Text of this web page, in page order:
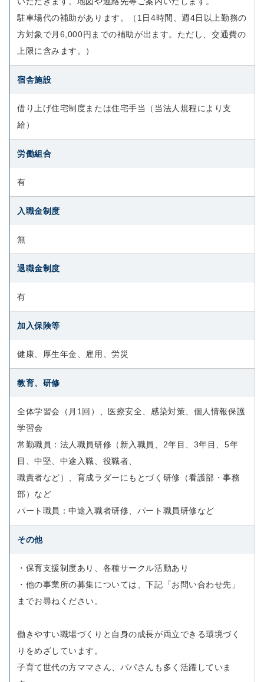
駐車場代の補助があります。（1日4時間、週4日以上勤務の
方対象で月6,000円までの補助が出ます。ただし、交通費の
上限に含みます。）
宿舎施設
借り上げ住宅制度または住宅手当（当法人規程により支
給）
労働組合
有
入職金制度
無
退職金制度
有
加入保険等
健康、厚生年金、雇用、労災
教育、研修
全体学習会（月1回）、医療安全、感染対策、個人情報保護
学習会
常勤職員：法人職員研修（新入職員、2年目、3年目、5年
目、中堅、中途入職、役職者、
職責者など）、育成ラダーにもとづく研修（看護部・事務
部）など
パート職員：中途入職者研修、パート職員研修など
その他
・保育支援制度あり、各種サークル活動あり
・他の事業所の募集については、下記「お問い合わせ先」
までお尋ねください。
働きやすい職場づくりと自身の成長が両立できる環境づく
りをめざしています。
子育て世代の方ママさん、パパさんも多く活躍していま